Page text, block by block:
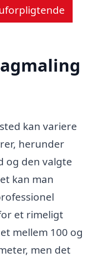
kan variere
herunder
og den valgte
kan man
et rimeligt
mellem 100 og
men det